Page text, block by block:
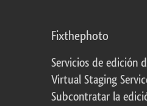
Fixthephoto
Servicios de edición
Virtual Staging
Subcontratar la